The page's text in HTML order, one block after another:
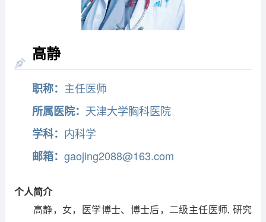
高静
职称： 主任医师
所属医院： 天津大学胸科医院
学科： 内科学
邮箱： gaojing2088@163.com
个人简介
高静，女，医学博士、博士后，二级主任医师, 研究